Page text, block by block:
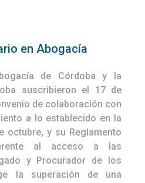
en Abogacía
de Córdoba y la
suscribieron el 17 de
de colaboración con
a lo establecido en la
octubre, y su Reglamento
al acceso a las
y Procurador de los
la superación de una